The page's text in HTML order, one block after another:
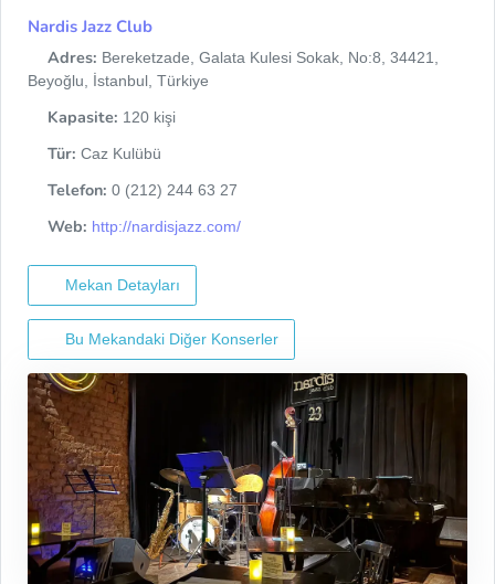
Nardis Jazz Club
Adres: Bereketzade, Galata Kulesi Sokak, No:8, 34421,
Beyoğlu, İstanbul, Türkiye
Kapasite: 120 kişi
Tür: Caz Kulübü
Telefon: 0 (212) 244 63 27
Web: http://nardisjazz.com/
Mekan Detayları
Bu Mekandaki Diğer Konserler